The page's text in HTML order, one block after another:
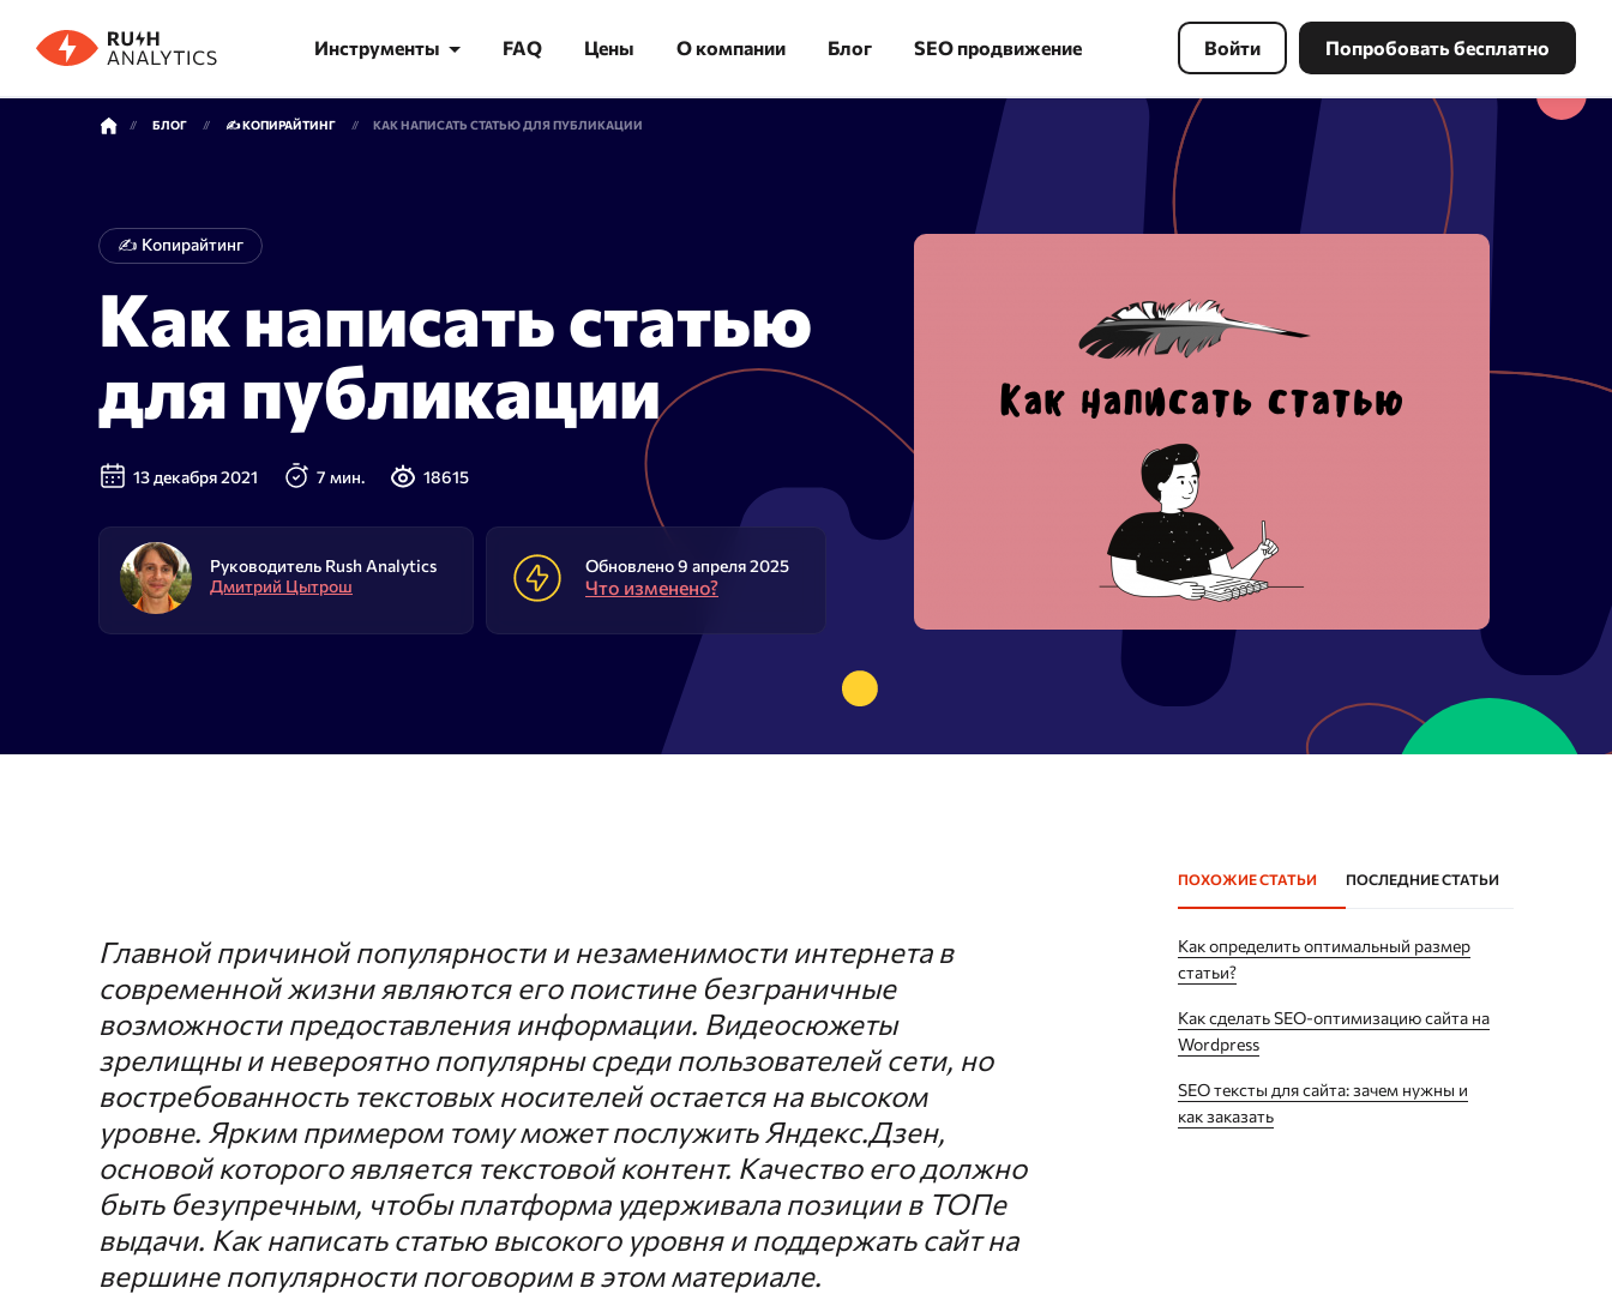
Инструменты
Анализ позиций
Точная проверка позиций в Яндекс
и Google — только реальная выдача
поисковых систем
Проверка позиций сайта
SERP монитор
Семантика
Феноменальная скорость
проверки — 100000 URL в течение
часа
Сбор Wordstat
Сбор частотности ключевых слов
Аудит сайта
сгруппируйте 10 000 ключевых
слов за 10 минут
Сайт аудит
Инструменты PBN
Найдите свободный домен по
ссылочной массой и восстановите
Поиск в Webarchive
Массовая проверка Whois
Спам в ссылках
Параметры ссылок
Восстановление из
Webarchive
FAQ Цены О компании Блог SEO продвижение Войти Попробовать бесплатно
БЛОГ ✍️ КОПИРАЙТИНГ КАК НАПИСАТЬ СТАТЬЮ ДЛЯ ПУБЛИКАЦИИ
✍️ Копирайтинг
Как написать статью
для публикации
13 декабря 2021 7 мин. 18615
Руководитель Rush Analytics
Дмитрий Цытрош
Обновлено 9 апреля 2025
Что изменено?
Главной причиной популярности и незаменимости интернета в
современной жизни являются его поистине безграничные
возможности предоставления информации. Видеосюжеты
зрелищны и невероятно популярны среди пользователей сети, но
востребованность текстовых носителей остается на высоком
уровне. Ярким примером тому может послужить Яндекс.Дзен,
основой которого является текстовой контент. Качество его должно
быть безупречным, чтобы платформа удерживала позиции в ТОПе
выдачи. Как написать статью высокого уровня и поддержать сайт на
вершине популярности поговорим в этом материале.
ПОХОЖИЕ СТАТЬИ ПОСЛЕДНИЕ СТАТЬИ
Как определить оптимальный размер
статьи?
Как сделать SEO-оптимизацию сайта на
Wordpress
SEO тексты для сайта: зачем нужны и
как заказать